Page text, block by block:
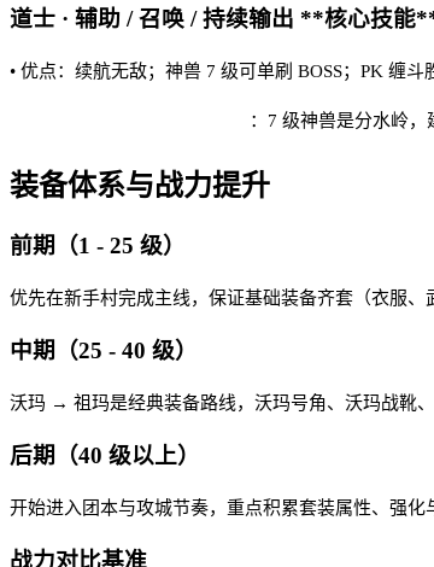
道士 · 辅助 / 召唤 / 持续输出 **核心技能
• 优点：续航无敌；神兽 7 级可单刷 BOSS；PK 缠
：7 级神兽是分水岭，
装备体系与战力提升
前期（1 - 25 级）
优先在新手村完成主线，保证基础装备齐套（衣服
中期（25 - 40 级）
沃玛 → 祖玛是经典装备路线，沃玛号角、沃玛战靴
后期（40 级以上）
开始进入团本与攻城节奏，重点积累套装属性、强化
战力对比基准